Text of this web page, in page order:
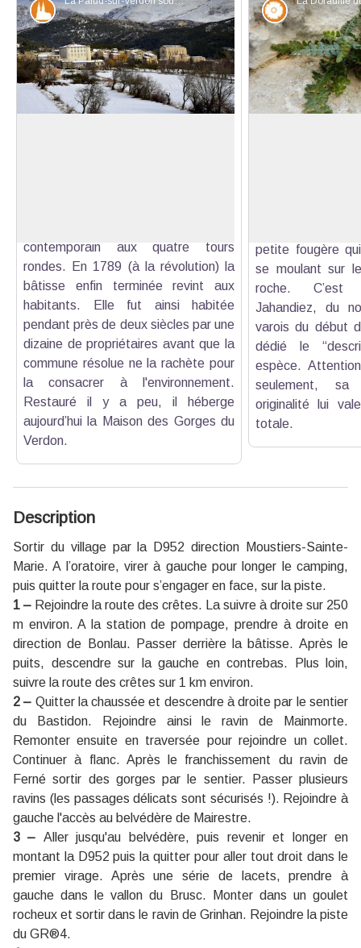
Patrimoine et histoire
contemporain aux quatre tours
rondes. En 1789 (à la révolution) la
bâtisse enfin terminée revint aux
habitants. Elle fut ainsi habitée
pendant près de deux siècles par une
dizaine de propriétaires avant que la
commune résolue ne la rachète pour
la consacrer à l'environnement.
Restauré il y a peu, il héberge
aujourd’hui la Maison des Gorges du
Verdon.
Flore
petite fougère
se moulant sur
roche. C’est
Jahandiez, du
varois du début
dédié le
espèce.
seulement,
originalité lui
totale.
Description
Sortir du village par la D952 direction Moustiers-Sainte-
Marie. A l’oratoire, virer à gauche pour longer le camping,
puis quitter la route pour s’engager en face, sur la piste.
1 – Rejoindre la route des crêtes. La suivre à droite sur 250
m environ. A la station de pompage, prendre à droite en
direction de Bonlau. Passer derrière la bâtisse. Après le
puits, descendre sur la gauche en contrebas. Plus loin,
suivre la route des crêtes sur 1 km environ.
2 – Quitter la chaussée et descendre à droite par le sentier
du Bastidon. Rejoindre ainsi le ravin de Mainmorte.
Remonter ensuite en traversée pour rejoindre un collet.
Continuer à flanc. Après le franchissement du ravin de
Ferné sortir des gorges par le sentier. Passer plusieurs
ravins (les passages délicats sont sécurisés !). Rejoindre à
gauche l'accès au belvédère de Mairestre.
3 – Aller jusqu'au belvédère, puis revenir et longer en
montant la D952 puis la quitter pour aller tout droit dans le
premier virage. Après une série de lacets, prendre à
gauche dans le vallon du Brusc. Monter dans un goulet
rocheux et sortir dans le ravin de Grinhan. Rejoindre la piste
du GR®4.